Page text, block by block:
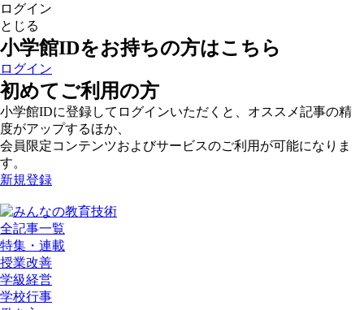
ログイン
とじる
小学館IDをお持ちの方はこちら
ログイン
初めてご利用の方
小学館IDに登録してログインいただくと、オススメ記事の精
度がアップするほか、
会員限定コンテンツおよびサービスのご利用が可能になりま
す。
新規登録
全記事一覧
特集・連載
授業改善
学級経営
学校行事